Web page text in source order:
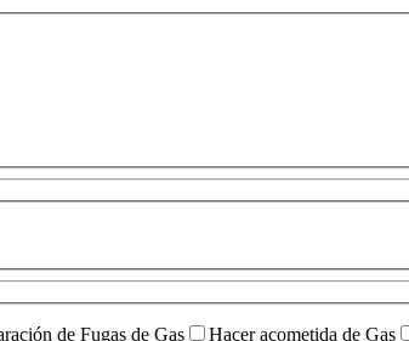
de Fugas de Gas Hacer acometida de Gas